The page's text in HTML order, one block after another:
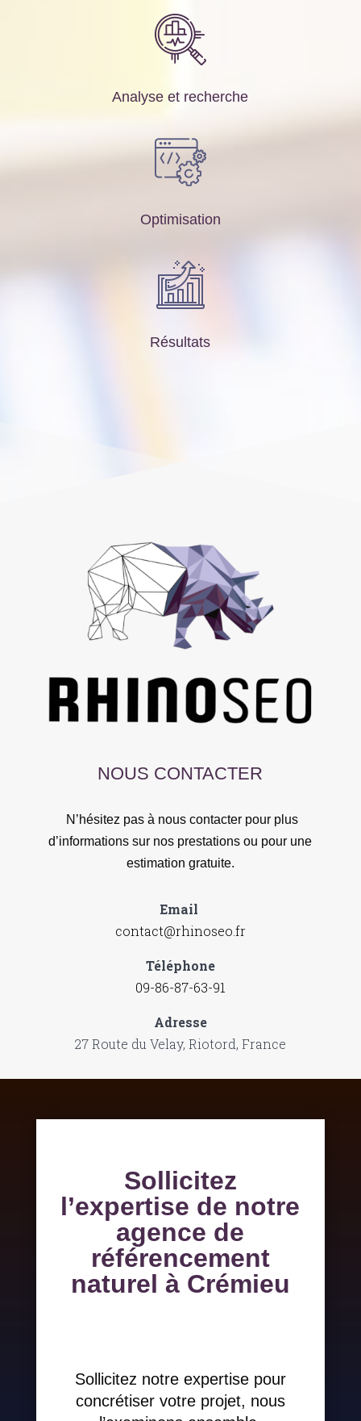
Analyse et recherche
Optimisation
Résultats
NOUS CONTACTER
N’hésitez pas à nous contacter pour plus
d’informations sur nos prestations ou pour une
estimation gratuite.
Email
contact@rhinoseo.fr
Téléphone
09-86-87-63-91
Adresse
27 Route du Velay, Riotord, France
Sollicitez
l’expertise de notre
agence de
référencement
naturel à Crémieu
Sollicitez notre expertise pour
concrétiser votre projet, nous